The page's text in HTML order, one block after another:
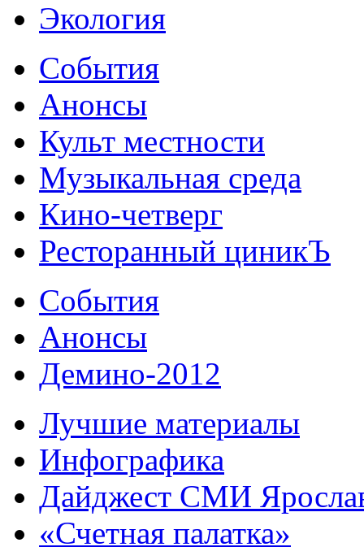
Экология
События
Анонсы
Культ местности
Музыкальная среда
Кино-четверг
Ресторанный циникЪ
События
Анонсы
Демино-2012
Лучшие материалы
Инфографика
Дайджест СМИ
«Счетная палатка»